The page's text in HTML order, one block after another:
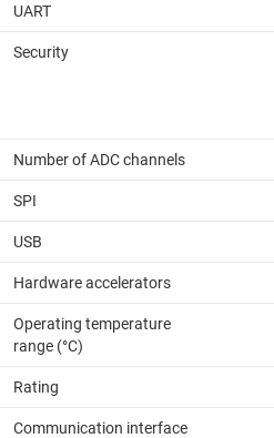
UART
Security
Number of ADC channels
SPI
USB
Hardware accelerators
Operating temperature
range (°C)
Rating
Communication interface